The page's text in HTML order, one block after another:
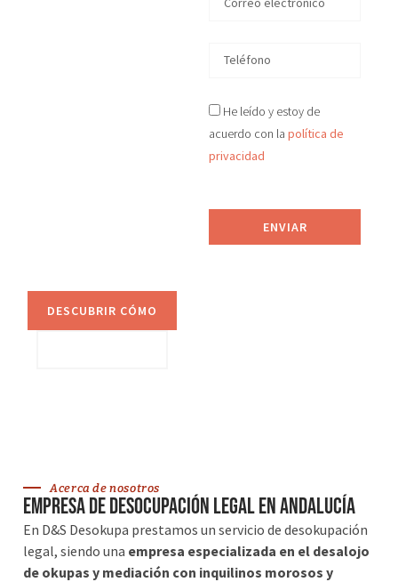
DESCUBRIR CÓMO
He leído y estoy de
acuerdo con lapolítica de
privacidad
ENVIAR
Acerca de nosotros
Empresa de desocupación legal en Andalucía
En D&S Desokupa prestamos un servicio de desokupación
legal, siendo una empresa especializada en el desalojo
de okupas y mediación con inquilinos morosos y